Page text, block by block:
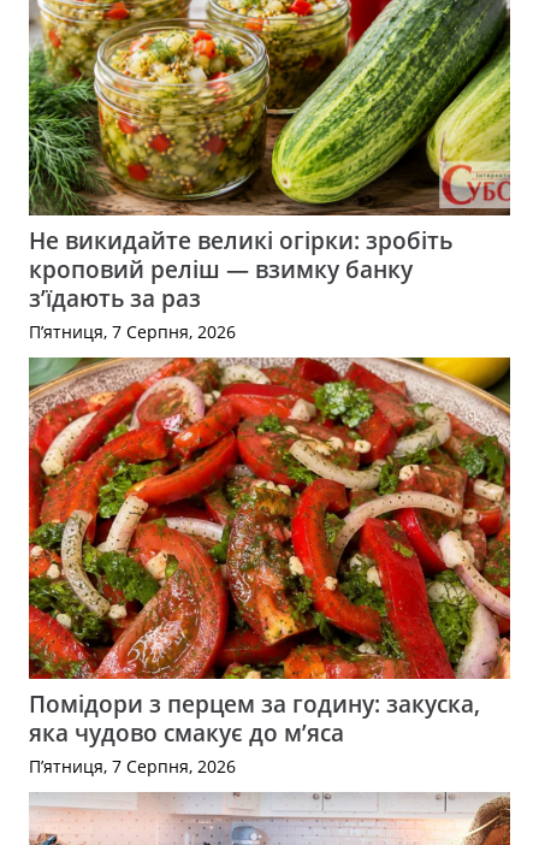
Не викидайте великі огірки: зробіть
кроповий реліш — взимку банку
з’їдають за раз
П’ятниця, 7 Серпня, 2026
Помідори з перцем за годину: закуска,
яка чудово смакує до м’яса
П’ятниця, 7 Серпня, 2026